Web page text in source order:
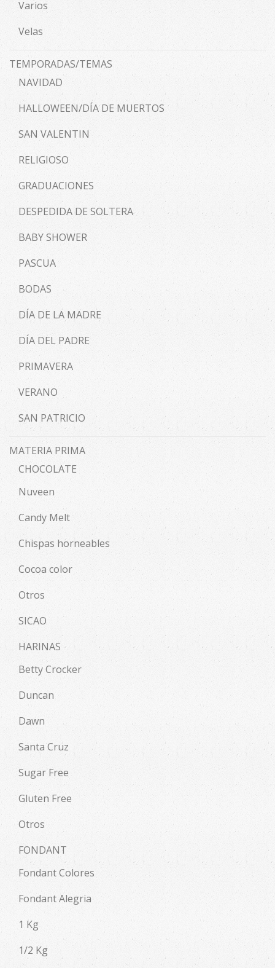
Varios
Velas
TEMPORADAS/TEMAS
NAVIDAD
HALLOWEEN/DÍA DE MUERTOS
SAN VALENTIN
RELIGIOSO
GRADUACIONES
DESPEDIDA DE SOLTERA
BABY SHOWER
PASCUA
BODAS
DÍA DE LA MADRE
DÍA DEL PADRE
PRIMAVERA
VERANO
SAN PATRICIO
MATERIA PRIMA
CHOCOLATE
Nuveen
Candy Melt
Chispas horneables
Cocoa color
Otros
SICAO
HARINAS
Betty Crocker
Duncan
Dawn
Santa Cruz
Sugar Free
Gluten Free
Otros
FONDANT
Fondant Colores
Fondant Alegria
1 Kg
1/2 Kg